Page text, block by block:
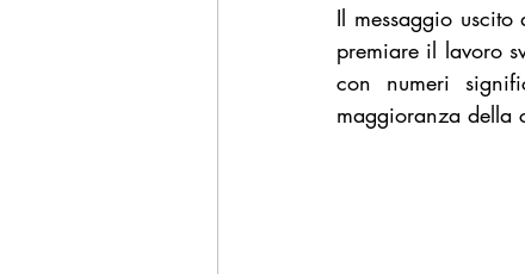
Il messaggio
premiare il lavoro
con numeri
maggioranza della